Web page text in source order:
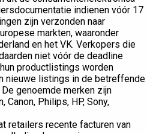
indienen vóór 17
zijn verzonden naar
markten, waaronder
en het VK. Verkopers die
niet vóór de deadline
productlistings worden
nieuwe listings in de betreffende
genoemde merken zijn
Canon, Philips, HP, Sony,
retailers recente facturen van